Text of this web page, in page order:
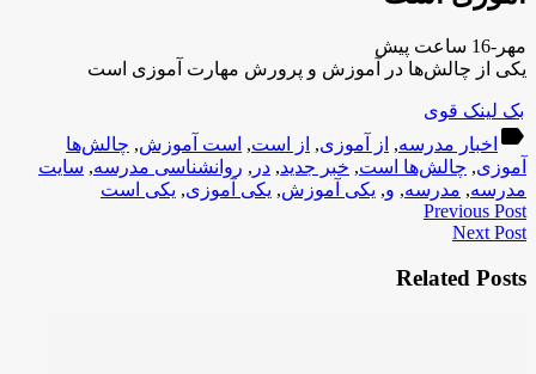
مهر-16 ساعت پیش
یکی از چالش‌ها در آموزش و پرورش مهارت آموزی است
بک لینک قوی
label اخبار مدرسه, از آموزی, از است, است آموزش, چالش‌ها
آموزی, چالش‌ها است, خبر جدید, در , روانشناسی مدرسه, سایت
مدرسه, مدرسه, و, یکی آموزش, یکی آموزی, یکی است
Previous Post
Next Post
Related Posts